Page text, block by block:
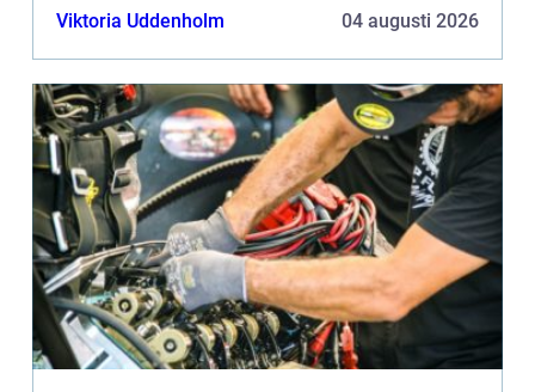
Viktoria Uddenholm 04 augusti 2026